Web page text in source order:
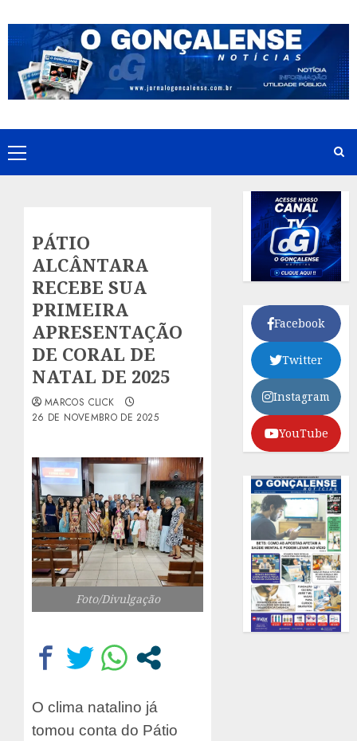
to
content
Primary
Menu
PÁTIO
ALCÂNTARA
RECEBE SUA
PRIMEIRA
APRESENTAÇÃO
DE CORAL DE
NATAL DE 2025
MARCOS CLICK
26 DE NOVEMBRO DE 2025
Foto/Divulgação
O clima natalino já
tomou conta do Pátio
Facebook
Twitter
Instagram
YouTube